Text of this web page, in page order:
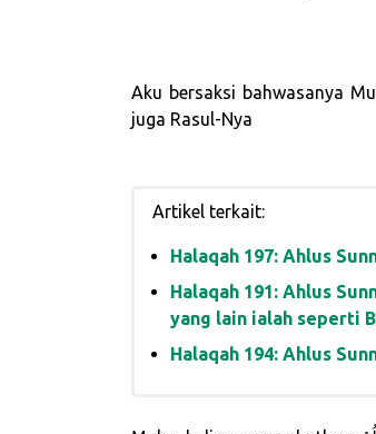
Aku bersaksi bahwasanya
juga Rasul-Nya
Artikel terkait:
Halaqah 197: Ahlus
Halaqah 191: Ahlus
yang lain ialah seperti
Halaqah 194: Ahlus